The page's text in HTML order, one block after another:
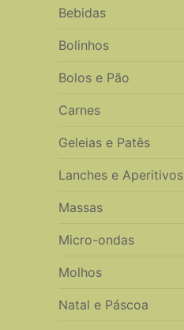
Bebidas
Bolinhos
Bolos e Pão
Carnes
Geleias e Patês
Lanches e Aperitivos
Massas
Micro-ondas
Molhos
Natal e Páscoa